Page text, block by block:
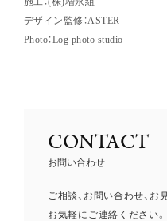
デザイン監修：ASTER
Photo：Log photo studio
CONTACT
お問い合わせ
ご相談、お問い合わせ、
お気軽にご連絡ください。